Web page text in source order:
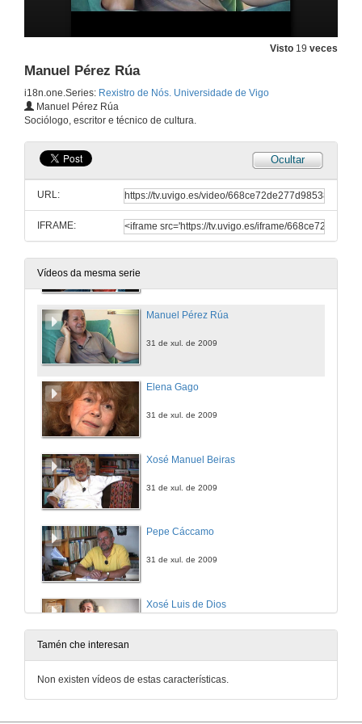
Visto 19 veces
Manuel Pérez Rúa
i18n.one.Series: Rexistro de Nós. Universidade de Vigo
Manuel Pérez Rúa
Sociólogo, escritor e técnico de cultura.
Ocultar
URL:
IFRAME:
Vídeos da mesma serie
Entrevista. Grupo de Investigación Fondo de Arte e Cultura Contemporánea.
María Xosé Queizán
31 de xul. de 2009
Entrevista. Grupo de Investigación Fondo de Arte e Cultura Contemporánea.
31 de xul. de 2009
Silverio Rivas
Manuel Pérez Rúa
31 de xul. de 2009
Elena Gago
31 de xul. de 2009
Xosé Manuel Beiras
31 de xul. de 2009
Pepe Cáccamo
31 de xul. de 2009
Xosé Luis de Dios
12 de xul. de 2024
Avelino Pousa
Tamén che interesan
Non existen vídeos de estas características.